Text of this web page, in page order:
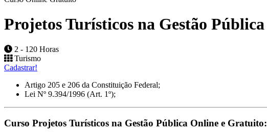
Projetos Turísticos na Gestão Pública
2 - 120 Horas
Turismo
Cadastrar!
Artigo 205 e 206 da Constituição Federal;
Lei Nº 9.394/1996 (Art. 1º);
Curso Projetos Turísticos na Gestão Pública Online e Gratuito: